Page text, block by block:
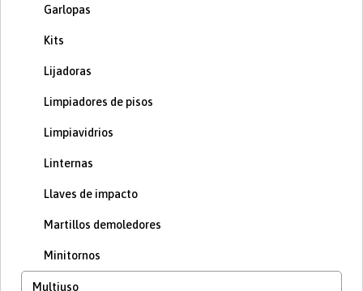
Garlopas
Kits
Lijadoras
Limpiadores de pisos
Limpiavidrios
Linternas
Llaves de impacto
Martillos demoledores
Minitornos
Multiuso